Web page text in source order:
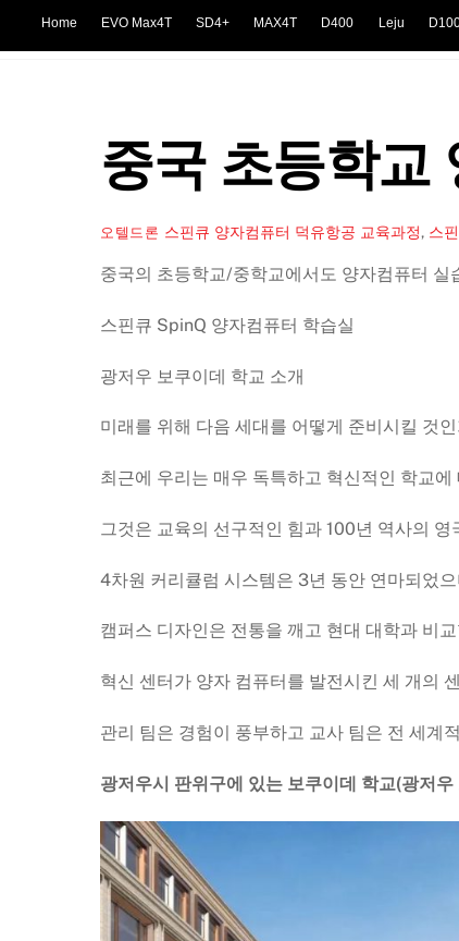
Home EVO Max4T SD4+ MAX4T D400 Leju
중국 초등학교
오텔드론 스핀큐 양자컴퓨터 덕유항공 교육과정, 스
중국의 초등학교/중학교에서도 양자컴퓨터 실
스핀큐 SpinQ 양자컴퓨터 학습실
광저우 보쿠이데 학교 소개
미래를 위해 다음 세대를 어떻게 준비시킬 것
최근에 우리는 매우 독특하고 혁신적인 학교
그것은 교육의 선구적인 힘과 100년 역사의
4차원 커리큘럼 시스템은 3년 동안 연마되었
캠퍼스 디자인은 전통을 깨고 현대 대학과 비
혁신 센터가 양자 컴퓨터를 발전시킨 세 개의
관리 팀은 경험이 풍부하고 교사 팀은 전 세계
광저우시 판위구에 있는 보쿠이데 학교(광저